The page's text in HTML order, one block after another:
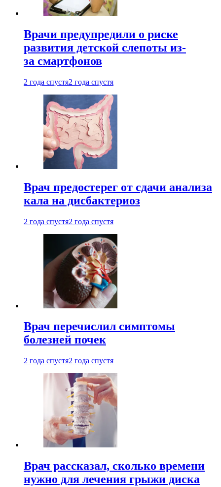
Врачи предупредили о риске
развития детской слепоты из-
за смартфонов
2 года спустя2 года спустя
Врач предостерег от сдачи анализа
кала на дисбактериоз
2 года спустя2 года спустя
Врач перечислил симптомы
болезней почек
2 года спустя2 года спустя
Врач рассказал, сколько времени
нужно для лечения грыжи диска